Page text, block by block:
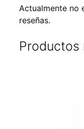
Actualmente no
reseñas.
Productos